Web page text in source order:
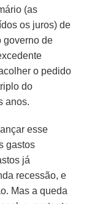
(as
os juros) de
governo de
o pedido
do
anos.
esse
gastos
já
recessão, e
Mas a queda